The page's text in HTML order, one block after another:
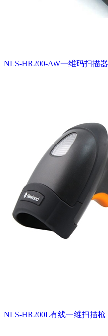
NLS-HR200-AW一维码扫描器
NLS-HR200L有线一维扫描枪